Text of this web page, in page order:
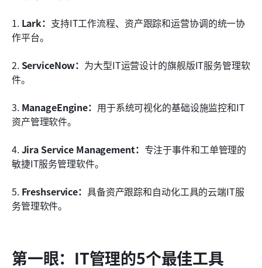
1. Lark： 支持IT工作流程、资产跟踪和运营协调的统一协
作平台。
2. ServiceNow： 为大型IT运营设计的旗舰版IT服务管理软
件。
3. ManageEngine： 用于系统可视化的基础设施监控和IT
资产管理软件。
4. Jira Service Management： 专注于事件和工单管理的
敏捷IT服务管理软件。
5. Freshservice： 具备资产跟踪和自动化工具的云端IT服
务管理软件。
第一眼：IT管理的5个最佳工具